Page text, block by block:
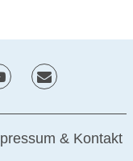
& Kontakt